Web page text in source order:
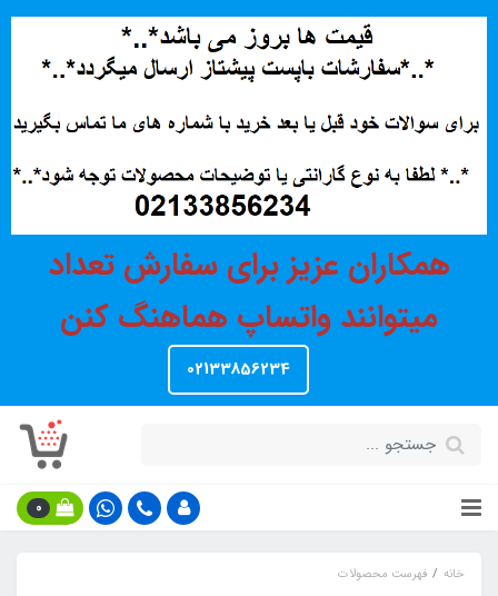
همکاران عزیز برای سفارش تعداد
میتوانند واتساپ هماهنگ کنن
02133856234
0
خانه
فهرست محصولات